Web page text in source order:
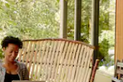
arriba y hacia abajo o